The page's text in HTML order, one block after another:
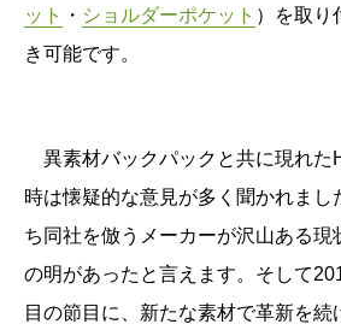
ット
・ ショルダーポケット ）を取り
き可能です。
異素材バックパックと共に現れた
時は懐疑的な意見が多く聞かれまし
ち同社を倣うメーカーが沢山ある現
の明があったと言えます。そして
目の節目に、 新たな素材で革新を続